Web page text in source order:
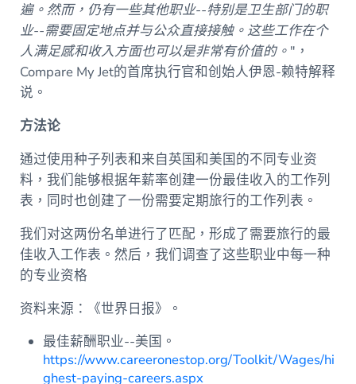
遍。然而，仍有一些其他职业--特别是卫生部门的职
业--需要固定地点并与公众直接接触。这些工作在个
人满足感和收入方面也可以是非常有价值的。 "，
Compare My Jet的首席执行官和创始人伊恩-赖特解释
说。
方法论
通过使用种子列表和来自英国和美国的不同专业资
料，我们能够根据年薪率创建一份最佳收入的工作列
表，同时也创建了一份需要定期旅行的工作列表。
我们对这两份名单进行了匹配，形成了需要旅行的最
佳收入工作表。然后，我们调查了这些职业中每一种
的专业资格
资料来源：《世界日报》。
最佳薪酬职业--美国。
https://www.careeronestop.org/Toolkit/Wages/hi
ghest-paying-careers.aspx